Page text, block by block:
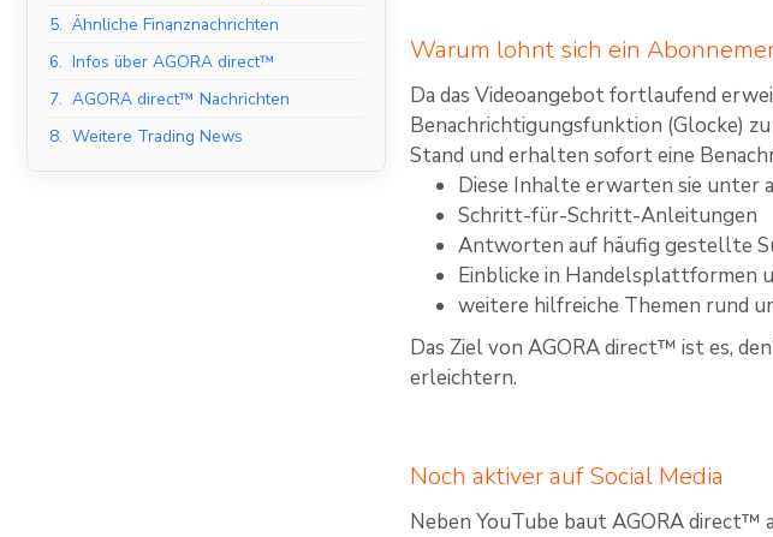
5. Ähnliche Finanznachrichten
6. Infos über AGORA direct™
7. AGORA direct™ Nachrichten
8. Weitere Trading News
Warum lohnt sich ein
Da das Videoangebot fortlaufend
Benachrichtigungsfunktion (Glocke)
Stand und erhalten sofort eine
Diese Inhalte erwarten sie unter
Schritt-für-Schritt-Anleitungen
Antworten auf häufig gestellte
Einblicke in Handelsplattformen
weitere hilfreiche Themen rund
Das Ziel von AGORA direct™ ist es,
erleichtern.
Noch aktiver auf Social Media
Neben YouTube baut AGORA direct™